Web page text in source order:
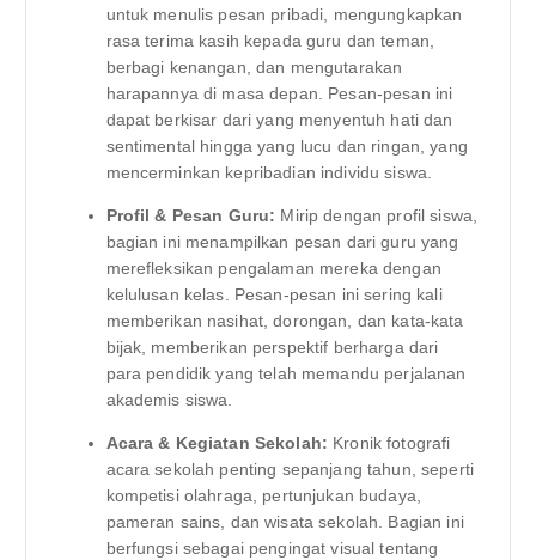
untuk menulis pesan pribadi, mengungkapkan
rasa terima kasih kepada guru dan teman,
berbagi kenangan, dan mengutarakan
harapannya di masa depan. Pesan-pesan ini
dapat berkisar dari yang menyentuh hati dan
sentimental hingga yang lucu dan ringan, yang
mencerminkan kepribadian individu siswa.
Profil & Pesan Guru: Mirip dengan profil siswa,
bagian ini menampilkan pesan dari guru yang
merefleksikan pengalaman mereka dengan
kelulusan kelas. Pesan-pesan ini sering kali
memberikan nasihat, dorongan, dan kata-kata
bijak, memberikan perspektif berharga dari
para pendidik yang telah memandu perjalanan
akademis siswa.
Acara & Kegiatan Sekolah: Kronik fotografi
acara sekolah penting sepanjang tahun, seperti
kompetisi olahraga, pertunjukan budaya,
pameran sains, dan wisata sekolah. Bagian ini
berfungsi sebagai pengingat visual tentang